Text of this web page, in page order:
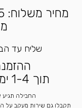
שליח עד
תוך 1-4 ימי עסקים עד הבית!
החבילה
תקבלו גם שירות מעקב על